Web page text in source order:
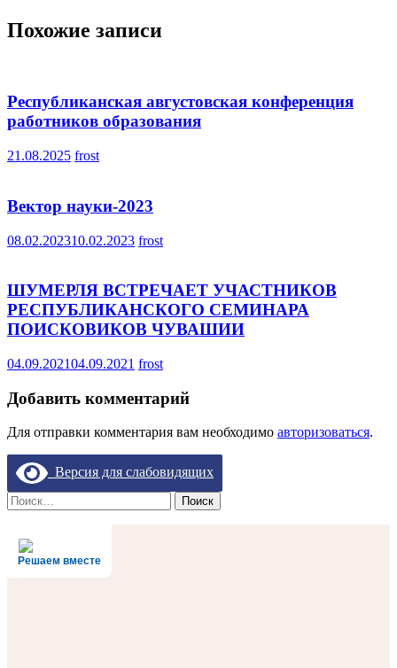
записям
Похожие записи
Республиканская августовская конференция
работников образования
21.08.2025 frost
Вектор науки-2023
08.02.202310.02.2023 frost
ШУМЕРЛЯ ВСТРЕЧАЕТ УЧАСТНИКОВ
РЕСПУБЛИКАНСКОГО СЕМИНАРА
ПОИСКОВИКОВ ЧУВАШИИ
04.09.202104.09.2021 frost
Добавить комментарий
Для отправки комментария вам необходимо авторизоваться.
Версия для слабовидящих
Найти:
Решаем вместе